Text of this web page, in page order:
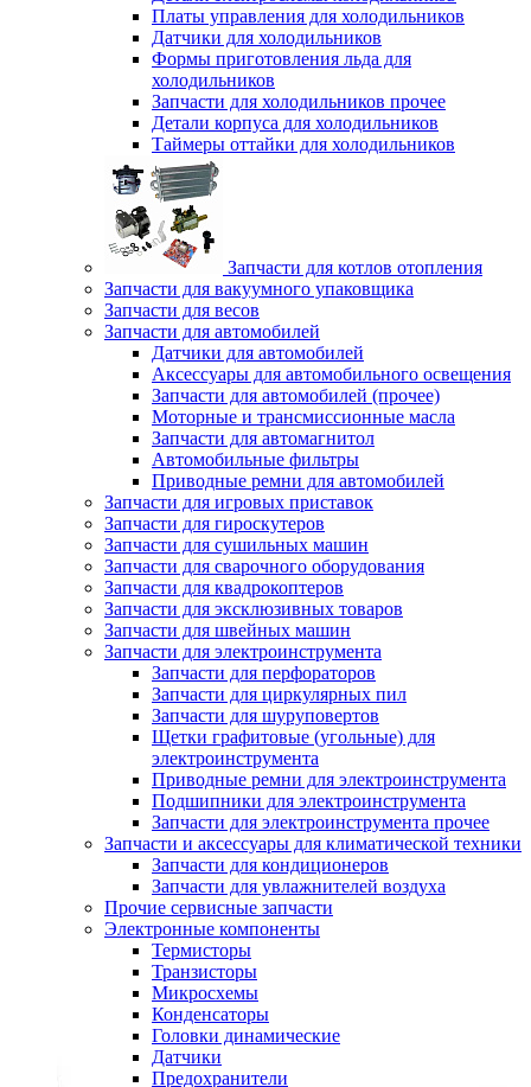
Платы управления для холодильников
Датчики для холодильников
Формы приготовления льда для
холодильников
Запчасти для холодильников прочее
Детали корпуса для холодильников
Таймеры оттайки для холодильников
Запчасти для котлов отопления
Запчасти для вакуумного упаковщика
Запчасти для весов
Запчасти для автомобилей
Датчики для автомобилей
Аксессуары для автомобильного освещения
Запчасти для автомобилей (прочее)
Моторные и трансмиссионные масла
Запчасти для автомагнитол
Автомобильные фильтры
Приводные ремни для автомобилей
Запчасти для игровых приставок
Запчасти для гироскутеров
Запчасти для сушильных машин
Запчасти для сварочного оборудования
Запчасти для квадрокоптеров
Запчасти для эксклюзивных товаров
Запчасти для швейных машин
Запчасти для электроинструмента
Запчасти для перфораторов
Запчасти для циркулярных пил
Запчасти для шуруповертов
Щетки графитовые (угольные) для
электроинструмента
Приводные ремни для электроинструмента
Подшипники для электроинструмента
Запчасти для электроинструмента прочее
Запчасти и аксессуары для климатической техники
Запчасти для кондиционеров
Запчасти для увлажнителей воздуха
Прочие сервисные запчасти
Электронные компоненты
Термисторы
Транзисторы
Микросхемы
Конденсаторы
Головки динамические
Датчики
Предохранители